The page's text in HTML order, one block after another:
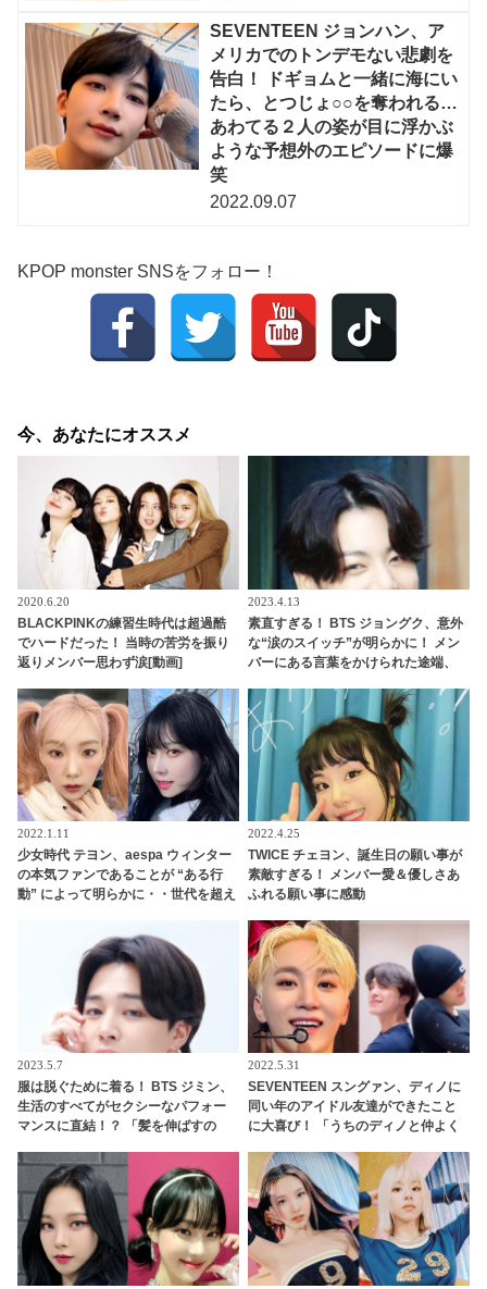
SEVENTEEN ジョンハン、ア
メリカでのトンデモない悲劇を
告白！ ドギョムと一緒に海にい
たら、とつじょ○○を奪われる…
あわてる２人の姿が目に浮かぶ
ような予想外のエピソードに爆
笑
2022.09.07
KPOP monster SNSをフォロー！
今、あなたにオススメ
2020.6.20
BLACKPINKの練習生時代は超過酷
でハードだった！ 当時の苦労を振り
返りメンバー思わず涙[動画]
2023.4.13
素直すぎる！ BTS ジョングク、意外
な“涙のスイッチ”が明らかに！ メン
バーにある言葉をかけられた途端、
かした末っ子のかわいいヒミツと
は？
2022.1.11
少女時代 テヨン、aespa ウィンター
の本気ファンであることが “ある行
動” によって明らかに・・世代を超え
2022.4.25
TWICE チェヨン、誕生日の願い事が
素敵すぎる！ メンバー愛＆優しさあ
ふれる願い事に感動
2023.5.7
服は脱ぐために着る！ BTS ジミン、
生活のすべてがセクシーなパフォー
マンスに直結！？ 「髪を伸ばすの
2022.5.31
SEVENTEEN スングァン、ディノに
同い年のアイドル友達ができたこと
に大喜び！ 「うちのディノと仲よく
て動画を再生しまくり！ ディノの友
達とはいったいダレ？